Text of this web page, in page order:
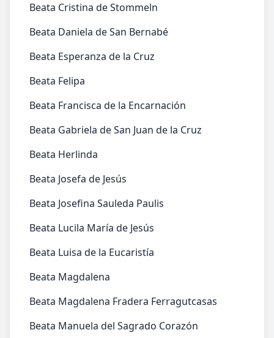
Beata Cristina de Stommeln
Beata Daniela de San Bernabé
Beata Esperanza de la Cruz
Beata Felipa
Beata Francisca de la Encarnación
Beata Gabriela de San Juan de la Cruz
Beata Herlinda
Beata Josefa de Jesús
Beata Josefina Sauleda Paulis
Beata Lucila María de Jesús
Beata Luisa de la Eucaristía
Beata Magdalena
Beata Magdalena Fradera Ferragutcasas
Beata Manuela del Sagrado Corazón